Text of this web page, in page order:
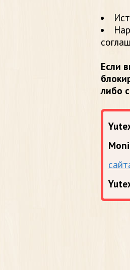
Если
либо